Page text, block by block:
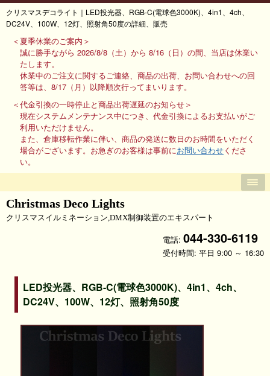
クリスマスデコライト｜LED投光器、RGB-C(電球色3000K)、4in1、4ch、
DC24V、100W、12灯、照射角50度の詳細、販売
＜夏季休業のご案内＞
誠に勝手ながら 2026/8/8（土）から 8/16（日）の間、当店は休業い
たします。
休業中のご注文に関するご連絡、商品の出荷、お問い合わせへの回
答等は、8/17（月）以降順次行ってまいります。
＜代金引換の一時停止と商品出荷遅延のお知らせ＞
現在システムメンテナンス中につき、代金引換によるお支払いがご
利用いただけません。
また、倉庫移転作業に伴い、商品の発送に数日のお時間をいただく
場合がございます。お急ぎのお客様は事前にお問い合わせくださ
い。
Christmas Deco Lights
クリスマスイルミネーション,DMX制御装置のエキスパート
電話: 044-330-6119
受付時間: 平日 9:00 ～ 16:30
LED投光器、RGB-C(電球色3000K)、4in1、4ch、
DC24V、100W、12灯、照射角50度